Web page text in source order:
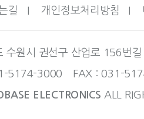
길 I 개인정보처리방침 I
수원시 권선구 산업로 156번
5174-3000 FAX : 031-
ELECTRONICS ALL